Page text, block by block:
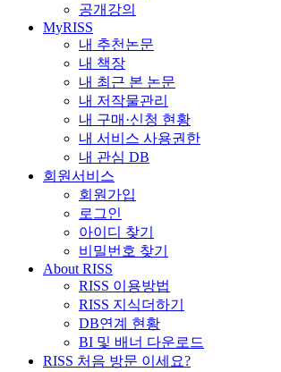
공개강의
MyRISS
내 추천논문
내 책장
내 최근 본 논문
내 저작물관리
내 구매·신청 현황
내 서비스 사용권한
내 관심 DB
회원서비스
회원가입
로그인
아이디 찾기
비밀번호 찾기
About RISS
RISS 이용방법
RISS 지식더하기
DB연계 현황
BI 및 배너 다운로드
RISS 처음 방문 이세요?